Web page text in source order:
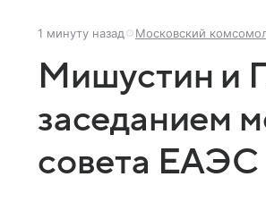
1 минуту назад Московский
Мишустин и
заседанием
совета ЕАЭС